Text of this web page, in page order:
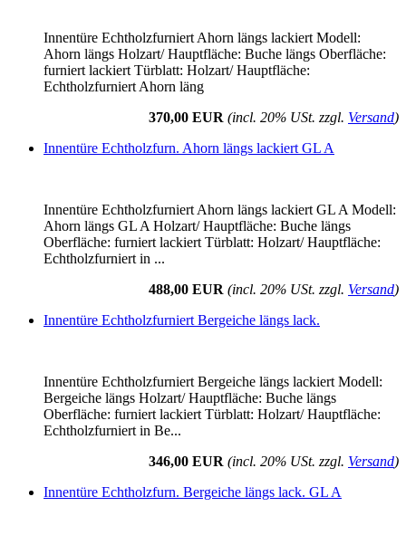
Innentüre Echtholzfurniert Ahorn längs lackiert Modell:
Ahorn längs Holzart/ Hauptfläche: Buche längs Oberfläche:
furniert lackiert Türblatt: Holzart/ Hauptfläche:
Echtholzfurniert Ahorn läng
370,00 EUR (incl. 20% USt. zzgl. Versand)
Innentüre Echtholzfurn. Ahorn längs lackiert GL A
Innentüre Echtholzfurniert Ahorn längs lackiert GL A Modell:
Ahorn längs GL A Holzart/ Hauptfläche: Buche längs
Oberfläche: furniert lackiert Türblatt: Holzart/ Hauptfläche:
Echtholzfurniert in ...
488,00 EUR (incl. 20% USt. zzgl. Versand)
Innentüre Echtholzfurniert Bergeiche längs lack.
Innentüre Echtholzfurniert Bergeiche längs lackiert Modell:
Bergeiche längs Holzart/ Hauptfläche: Buche längs
Oberfläche: furniert lackiert Türblatt: Holzart/ Hauptfläche:
Echtholzfurniert in Be...
346,00 EUR (incl. 20% USt. zzgl. Versand)
Innentüre Echtholzfurn. Bergeiche längs lack. GL A